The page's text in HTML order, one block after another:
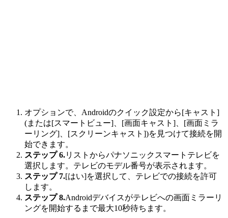
オプションで、Androidのクイック設定から[キャスト]
(または[スマートビュー]、[画面キャスト]、[画面ミラ
ーリング]、[スクリーンキャスト])を見つけて接続を開
始できます。
ステップ 6.リストからパナソニックスマートテレビを
選択します。テレビのモデル番号が表示されます。
ステップ 7.[はい]を選択して、テレビでの接続を許可
します。
ステップ 8.Androidデバイスがテレビへの画面ミラーリ
ングを開始するまで最大10秒待ちます。